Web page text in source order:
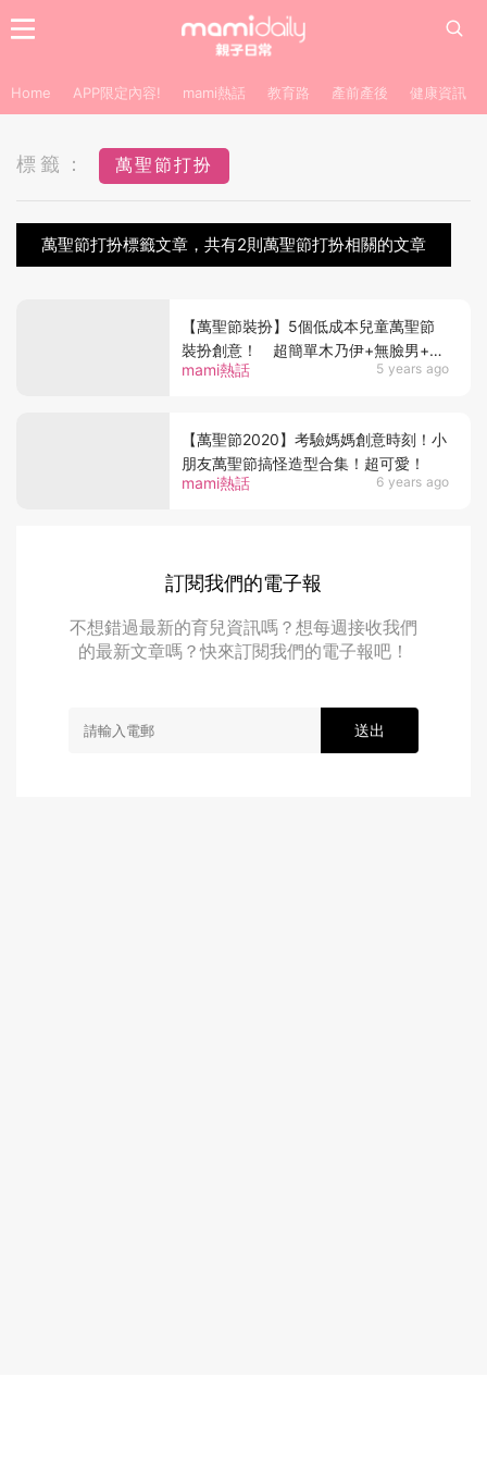
Home APP限定內容! mami熱話 教育路 產前產後 健康資訊
標籤： 萬聖節打扮
萬聖節打扮標籤文章，共有2則萬聖節打扮相關的文章
mami熱話 5 years ago
【萬聖節裝扮】5個低成本兒童萬聖節
裝扮創意！ 超簡單木乃伊+無臉男+阿
Boo！
mami熱話 6 years ago
【萬聖節2020】考驗媽媽創意時刻！小
朋友萬聖節搞怪造型合集！超可愛！
訂閱我們的電子報
不想錯過最新的育兒資訊嗎？想每週接收我們
的最新文章嗎？快來訂閱我們的電子報吧！
送出